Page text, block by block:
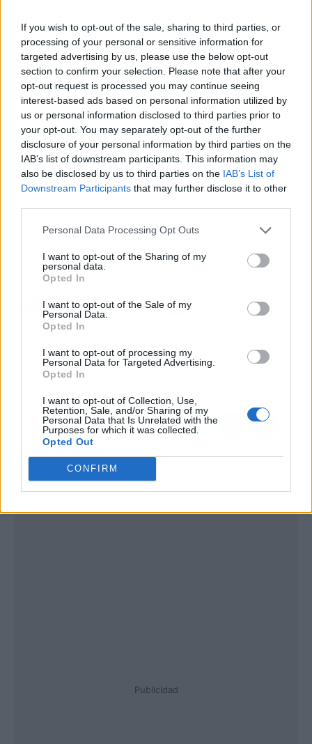
If you wish to opt-out of the sale, sharing to third parties, or
processing of your personal or sensitive information for
targeted advertising by us, please use the below opt-out
section to confirm your selection. Please note that after your
opt-out request is processed you may continue seeing
interest-based ads based on personal information utilized by
us or personal information disclosed to third parties prior to
your opt-out. You may separately opt-out of the further
disclosure of your personal information by third parties on the
IAB’s list of downstream participants. This information may
also be disclosed by us to third parties on the IAB’s List of
Downstream Participants that may further disclose it to other
Personal Data Processing Opt Outs
I want to opt-out of the Sharing of my
personal data.
Opted In
I want to opt-out of the Sale of my
Personal Data.
Opted In
I want to opt-out of processing my
Personal Data for Targeted Advertising.
Opted In
I want to opt-out of Collection, Use,
Retention, Sale, and/or Sharing of my
Personal Data that Is Unrelated with the
Purposes for which it was collected.
Opted Out
CONFIRM
la temporada.
Decathlon ha entendido que lo cómodo no está
reñido con lo mono, y ahora mismo estas Izas
son la prueba viviente. Si las pruebas, vuelves a
por otro color. Ya me contarás.
🛒 Directo al grano
Precio: 39,99 €. Disponible en tiendas
Decathlon y en su web. Sección de calzado
deportivo de mujer. Tallas disponibles: del 36 al
Artículo anterior
"Aldama se va de rositas
y mi padre se va a morir
en prisión": El pronóstico
conocer la condena del
exministro
Temperatura prohibida
para trabajar en España:
Publicidad